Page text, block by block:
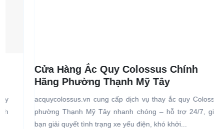
Cửa Hàng Ắc Quy Colossus Chính
Hãng Phường Thạnh Mỹ Tây
acquycolossus.vn cung cấp dịch vụ thay ắc quy Colossus
phường Thạnh Mỹ Tây nhanh chóng – hỗ trợ 24/7, giúp
bạn giải quyết tình trạng xe yếu điện, khó khởi...